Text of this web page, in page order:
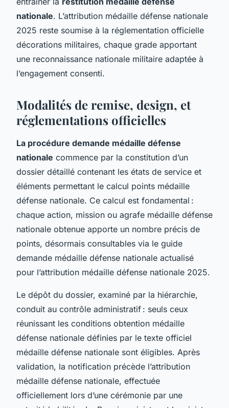
nationale. L’attribution médaille défense nationale
2025 reste soumise à la réglementation officielle
décorations militaires, chaque grade apportant
une reconnaissance nationale militaire adaptée à
l’engagement consenti.
Modalités de remise, design, et
réglementations officielles
La procédure demande médaille défense
nationale commence par la constitution d’un
dossier détaillé contenant les états de service et
éléments permettant le calcul points médaille
défense nationale. Ce calcul est fondamental :
chaque action, mission ou agrafe médaille défense
nationale obtenue apporte un nombre précis de
points, désormais consultables via le guide
demande médaille défense nationale actualisé
pour l’attribution médaille défense nationale 2025.
Le dépôt du dossier, examiné par la hiérarchie,
conduit au contrôle administratif : seuls ceux
réunissant les conditions obtention médaille
défense nationale définies par le texte officiel
médaille défense nationale sont éligibles. Après
validation, la notification précède l’attribution
médaille défense nationale, effectuée
officiellement lors d’une cérémonie par une